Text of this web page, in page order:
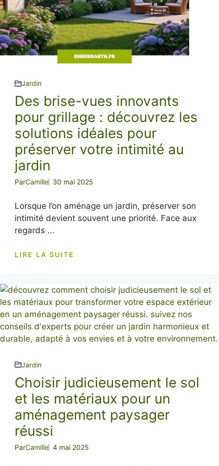
Jardin
Des brise-vues innovants
pour grillage : découvrez les
solutions idéales pour
préserver votre intimité au
jardin
ParCamille 30 mai 2025
Lorsque l’on aménage un jardin, préserver son
intimité devient souvent une priorité. Face aux
regards ...
LIRE LA SUITE
Jardin
Choisir judicieusement le sol
et les matériaux pour un
aménagement paysager
réussi
ParCamille 4 mai 2025